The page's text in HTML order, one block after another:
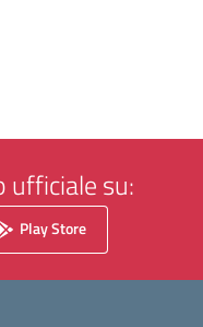
ufficiale su:
Play Store